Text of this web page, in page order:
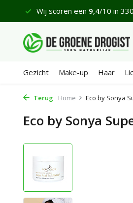
/10 in 3300+ reviews
Gezicht Make-up Haar
Terug Home Eco by Sonya
Eco by Sonya